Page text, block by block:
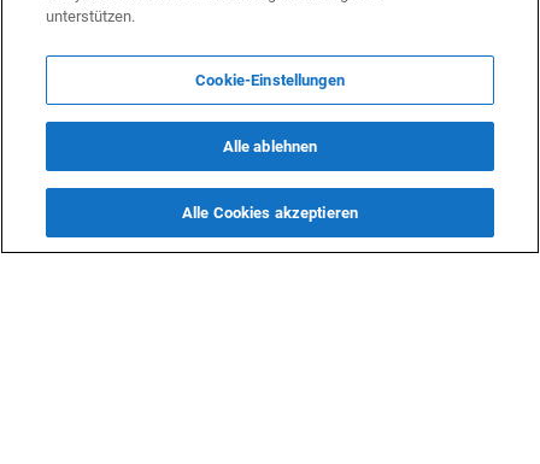
Übergang Aserbaidschans zu sauberer
Energie unterstützen
Es fand ein
statt
unterstützen.
Cookie-Einstellungen
Alle ablehnen
Alle Cookies akzeptieren